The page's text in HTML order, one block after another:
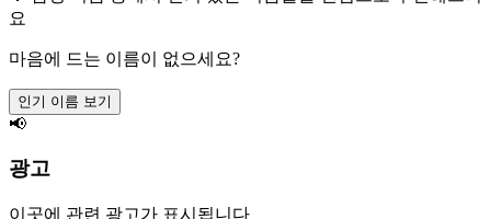
요
마음에 드는 이름이 없으세요?
인기 이름 보기
📢
광고
이곳에 관련 광고가 표시됩니다